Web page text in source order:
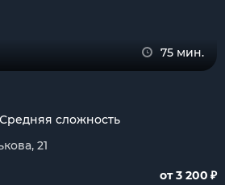
75 мин.
Средняя сложность
21
от 3 200 ₽